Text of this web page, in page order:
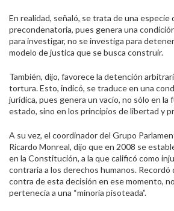
En realidad, señaló, se trata de una especie
precondenatoria, pues genera una
para investigar, no se investiga para
modelo de justica que se busca construir.
También, dijo, favorece la detención
tortura. Esto, indicó, se traduce en una
jurídica, pues genera un vacío, no sólo en la
estado, sino en los principios de libertad y
A su vez, el coordinador del Grupo
Ricardo Monreal, dijo que en 2008 se
en la Constitución, a la que calificó como
contraria a los derechos humanos. Recordó
contra de esta decisión en ese momento,
pertenecía a una “minoría pisoteada”.